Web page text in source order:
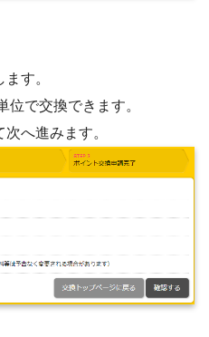
す。
で交換できます。
へ進みます。